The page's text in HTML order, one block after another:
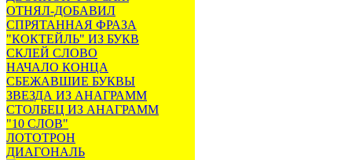
ОТНЯЛ-ДОБАВИЛ
СПРЯТАННАЯ ФРАЗА
"КОКТЕЙЛЬ" ИЗ БУКВ
СКЛЕЙ СЛОВО
НАЧАЛО КОНЦА
СБЕЖАВШИЕ БУКВЫ
ЗВЕЗДА ИЗ АНАГРАММ
СТОЛБЕЦ ИЗ АНАГРАММ
"10 СЛОВ"
ЛОТОТРОН
ДИАГОНАЛЬ